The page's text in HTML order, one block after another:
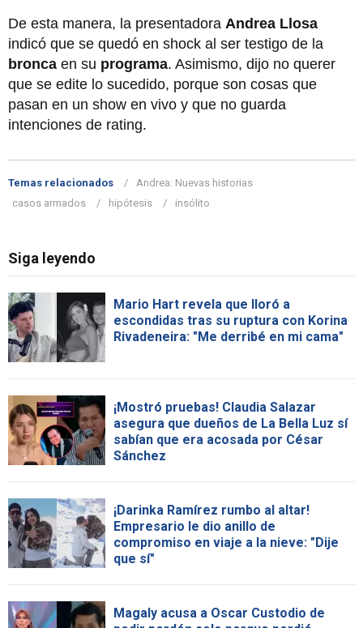
De esta manera, la presentadora Andrea Llosa
indicó que se quedó en shock al ser testigo de la
bronca en su programa. Asimismo, dijo no querer
que se edite lo sucedido, porque son cosas que
pasan en un show en vivo y que no guarda
intenciones de rating.
Temas relacionados
Andrea: Nuevas historias
casos armados
hipótesis insólito
Siga leyendo
Mario Hart revela que lloró a
escondidas tras su ruptura con Korina
Rivadeneira: "Me derribé en mi cama"
¡Mostró pruebas! Claudia Salazar
asegura que dueños de La Bella Luz sí
sabían que era acosada por César
Sánchez
¡Darinka Ramírez rumbo al altar!
Empresario le dio anillo de
compromiso en viaje a la nieve: "Dije
que sí"
Magaly acusa a Oscar Custodio de